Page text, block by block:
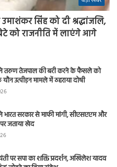
सिंह को दी श्रद्धांजलि,
को राजनीति में लाएंगे आगे
ने तरुण तेजपाल की बरी करने के फैसले को
उत्पीड़न मामले में ठहराया दोषी
भारत सरकार से माफी मांगी, सीएसएएम और
जताया खेद
पर सपा का शक्ति प्रदर्शन, अखिलेश यादव